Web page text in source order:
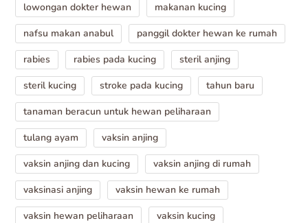
lowongan dokter hewan
makanan kucing
nafsu makan anabul
panggil dokter hewan ke rumah
rabies
rabies pada kucing
steril anjing
steril kucing
stroke pada kucing
tahun baru
tanaman beracun untuk hewan peliharaan
tulang ayam
vaksin anjing
vaksin anjing dan kucing
vaksin anjing di rumah
vaksinasi anjing
vaksin hewan ke rumah
vaksin hewan peliharaan
vaksin kucing